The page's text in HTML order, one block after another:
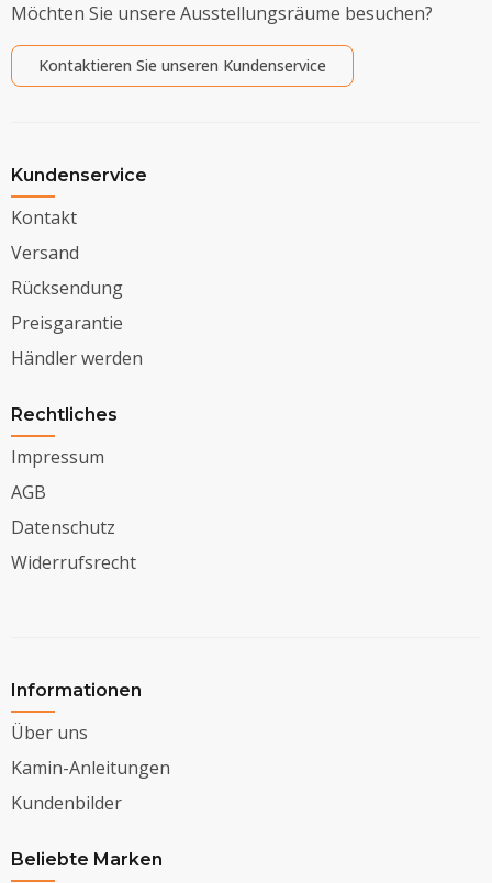
Möchten Sie unsere Ausstellungsräume besuchen?
Kontaktieren Sie unseren Kundenservice
Kundenservice
Kontakt
Versand
Rücksendung
Preisgarantie
Händler werden
Rechtliches
Impressum
AGB
Datenschutz
Widerrufsrecht
Informationen
Über uns
Kamin-Anleitungen
Kundenbilder
Beliebte Marken